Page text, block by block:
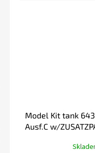
Model Kit tank
Ausf.C w/